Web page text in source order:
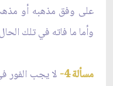
على وفق مذهبه أو
وأما ما فاته في تلك
مسألة 4-
لا يجب الفور